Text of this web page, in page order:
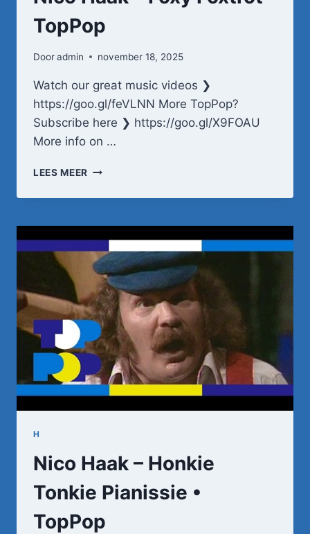
TopPop
Dooradmin november 18, 2025
Watch our great music videos ❯
https://goo.gl/feVLNN More TopPop?
Subscribe here ❯ https://goo.gl/X9FOAU
More info on …
LEES MEER NICO
–
FOXTROT
•
TOPPOP
H
Nico Haak – Honkie
Tonkie Pianissie •
TopPop